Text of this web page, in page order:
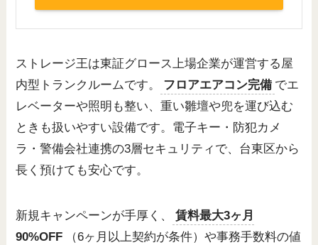
ストレージ王は東証グロース上場企業が運営する屋
内型トランクルームです。
フロアエアコン完備 でエ
レベーターや照明も整い、重い雛壇や兜を運び込む
ときも扱いやすい設備です。電子キー・防犯カメ
ラ・警備会社連携の3層セキュリティで、台東区から
長く預けても安心です。
新規キャンペーンが手厚く、
賃料最大3ヶ月
90%OFF
（6ヶ月以上契約が条件）や事務手数料の値